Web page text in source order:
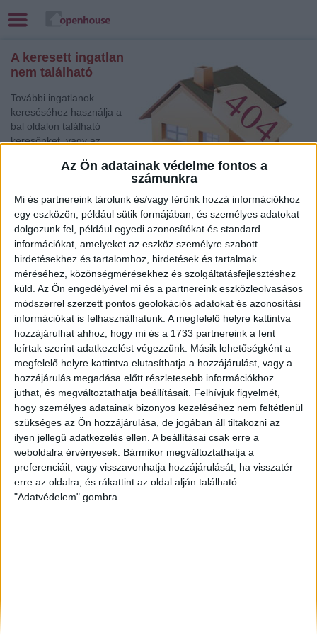
Az Ön adatainak védelme fontos a
számunkra
Mi és partnereink tárolunk és/vagy férünk hozzá információkhoz
egy eszközön, például sütik formájában, és személyes adatokat
dolgozunk fel, például egyedi azonosítókat és standard
információkat, amelyeket az eszköz személyre szabott
hirdetésekhez és tartalomhoz, hirdetések és tartalmak
méréséhez, közönségmérésekhez és szolgáltatásfejlesztéshez
küld. Az Ön engedélyével mi és a partnereink eszközleolvasásos
módszerrel szerzett pontos geolokációs adatokat és azonosítási
információkat is felhasználhatunk. A megfelelő helyre kattintva
hozzájárulhat ahhoz, hogy mi és a 1733 partnereink a fent
leírtak szerint adatkezelést végezzünk. Másik lehetőségként a
megfelelő helyre kattintva elutasíthatja a hozzájárulást, vagy a
hozzájárulás megadása előtt részletesebb információkhoz
juthat, és megváltoztathatja beállításait. Felhívjuk figyelmét,
hogy személyes adatainak bizonyos kezeléséhez nem feltétlenül
szükséges az Ön hozzájárulása, de jogában áll tiltakozni az
ilyen jellegű adatkezelés ellen. A beállításai csak erre a
weboldalra érvényesek. Bármikor megváltoztathatja a
preferenciáit, vagy visszavonhatja hozzájárulását, ha visszatér
erre az oldalra, és rákattint az oldal alján található
"Adatvédelem" gombra.
A keresett ingatlan
nem található
További ingatlanok
kereséséhez használja a
bal oldalon található
keresőnket, vagy az
Békéscsaba
, Eladó Családi ház
Budaörs , Eladó Társasházi lakás
Zalaegerszeg, Eladó Társasházi lakás
, Eladó Családi ház
Törökszentmiklós, Eladó Társasházi lakás
Kaposvár, Eladó Családi ház
Békéscsaba, Eladó Társasházi lakás
Székesfehérvár, Eladó Családi ház
Budaörs , Eladó Családi ház